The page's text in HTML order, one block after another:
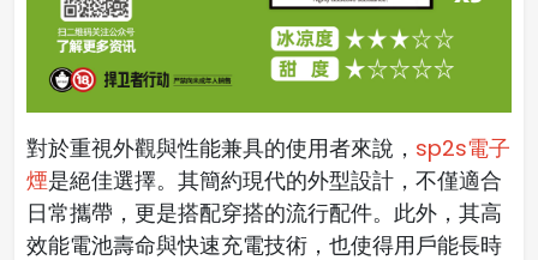
對於重視外觀與性能兼具的使用者來說， sp2s電子
煙是絕佳選擇。其簡約現代的外型設計，不僅適合
日常攜帶，更是搭配穿搭的流行配件。此外，其高
效能電池壽命與快速充電技術，也使得用戶能長時